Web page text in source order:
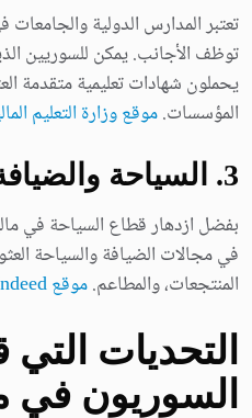
تعتبر المدارس الدولية والجامعات
توظف الأجانب. يمكن للسوريين
يحملون شهادات تعليمية متقدمة
المؤسسات.موقع وزارة التعليم
3. السياحة والضيافة
بفضل ازدهار قطاع السياحة في
في مجالات الضيافة والسياحة
المنتجعات، والمطاعم.موقع Indeed
التحديات التي
السوريون في